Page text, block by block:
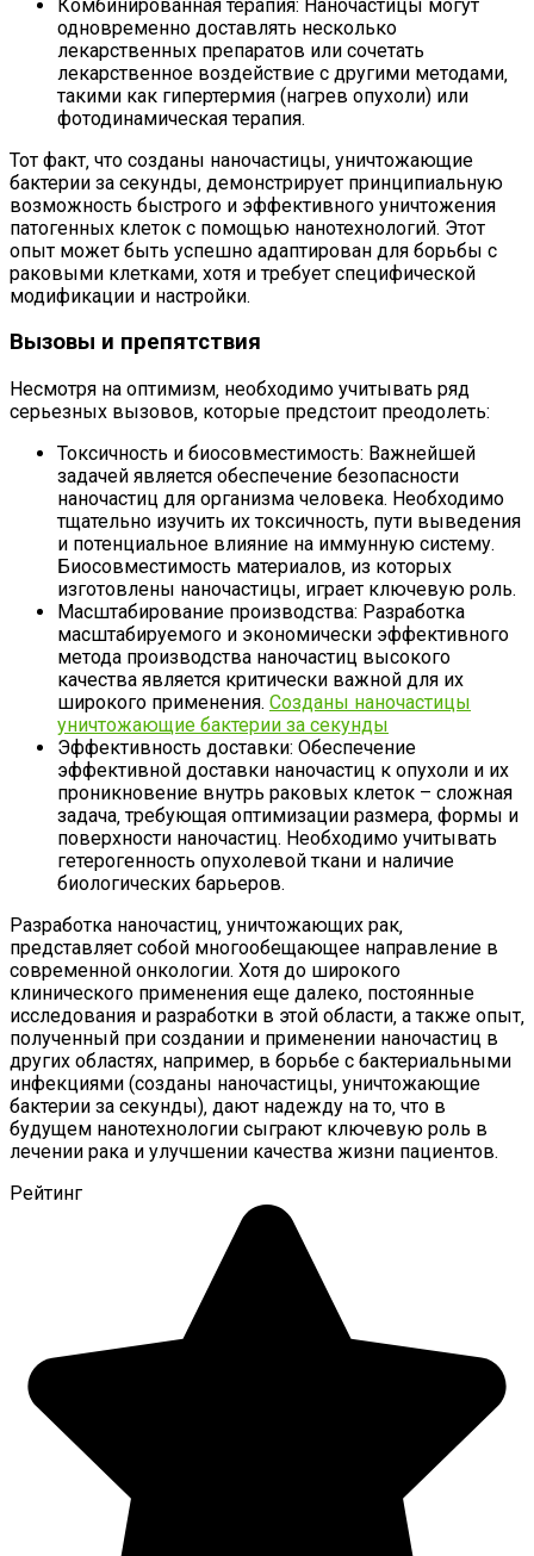
Комбинированная терапия: Наночастицы могут
одновременно доставлять несколько
лекарственных препаратов или сочетать
лекарственное воздействие с другими методами‚
такими как гипертермия (нагрев опухоли) или
фотодинамическая терапия.
Тот факт‚ что созданы наночастицы‚ уничтожающие
бактерии за секунды‚ демонстрирует принципиальную
возможность быстрого и эффективного уничтожения
патогенных клеток с помощью нанотехнологий. Этот
опыт может быть успешно адаптирован для борьбы с
раковыми клетками‚ хотя и требует специфической
модификации и настройки.
Вызовы и препятствия
Несмотря на оптимизм‚ необходимо учитывать ряд
серьезных вызовов‚ которые предстоит преодолеть:
Токсичность и биосовместимость: Важнейшей
задачей является обеспечение безопасности
наночастиц для организма человека. Необходимо
тщательно изучить их токсичность‚ пути выведения
и потенциальное влияние на иммунную систему.
Биосовместимость материалов‚ из которых
изготовлены наночастицы‚ играет ключевую роль.
Масштабирование производства: Разработка
масштабируемого и экономически эффективного
метода производства наночастиц высокого
качества является критически важной для их
широкого применения. Созданы наночастицы
уничтожающие бактерии за секунды
Эффективность доставки: Обеспечение
эффективной доставки наночастиц к опухоли и их
проникновение внутрь раковых клеток – сложная
задача‚ требующая оптимизации размера‚ формы и
поверхности наночастиц. Необходимо учитывать
гетерогенность опухолевой ткани и наличие
биологических барьеров.
Разработка наночастиц‚ уничтожающих рак‚
представляет собой многообещающее направление в
современной онкологии. Хотя до широкого
клинического применения еще далеко‚ постоянные
исследования и разработки в этой области‚ а также опыт‚
полученный при создании и применении наночастиц в
других областях‚ например‚ в борьбе с бактериальными
инфекциями (созданы наночастицы‚ уничтожающие
бактерии за секунды)‚ дают надежду на то‚ что в
будущем нанотехнологии сыграют ключевую роль в
лечении рака и улучшении качества жизни пациентов.
Рейтинг